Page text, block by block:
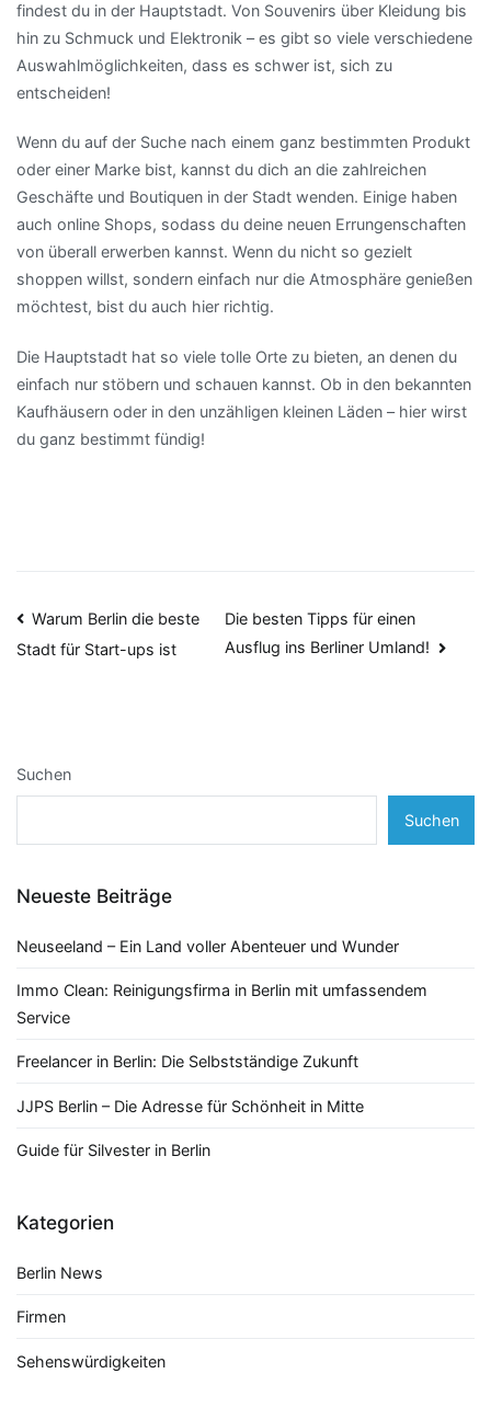
findest du in der Hauptstadt. Von Souvenirs über Kleidung bis
hin zu Schmuck und Elektronik – es gibt so viele verschiedene
Auswahlmöglichkeiten, dass es schwer ist, sich zu
entscheiden!
Wenn du auf der Suche nach einem ganz bestimmten Produkt
oder einer Marke bist, kannst du dich an die zahlreichen
Geschäfte und Boutiquen in der Stadt wenden. Einige haben
auch online Shops, sodass du deine neuen Errungenschaften
von überall erwerben kannst. Wenn du nicht so gezielt
shoppen willst, sondern einfach nur die Atmosphäre genießen
möchtest, bist du auch hier richtig.
Die Hauptstadt hat so viele tolle Orte zu bieten, an denen du
einfach nur stöbern und schauen kannst. Ob in den bekannten
Kaufhäusern oder in den unzähligen kleinen Läden – hier wirst
du ganz bestimmt fündig!
Beitragsnavigation
Warum Berlin die beste
Stadt für Start-ups ist
Die besten Tipps für einen
Ausflug ins Berliner Umland!
Suchen
Suchen
Neueste Beiträge
Neuseeland – Ein Land voller Abenteuer und Wunder
Immo Clean: Reinigungsfirma in Berlin mit umfassendem
Service
Freelancer in Berlin: Die Selbstständige Zukunft
JJPS Berlin – Die Adresse für Schönheit in Mitte
Guide für Silvester in Berlin
Kategorien
Berlin News
Firmen
Sehenswürdigkeiten